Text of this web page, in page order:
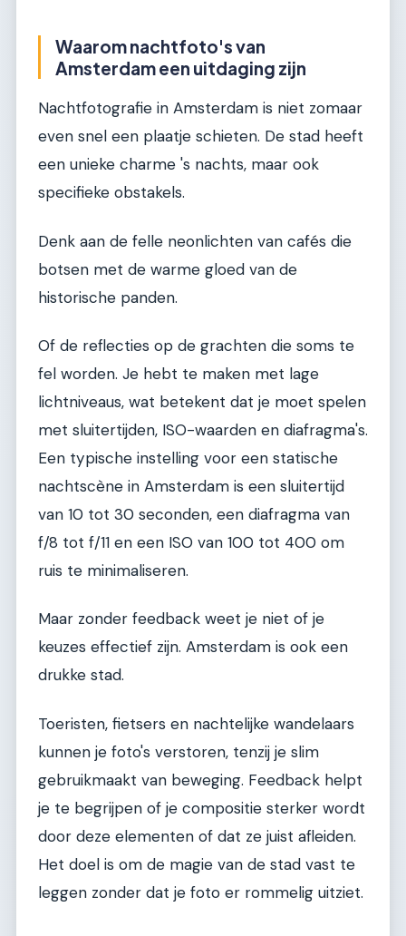
Waarom nachtfoto's van
Amsterdam een uitdaging zijn
Nachtfotografie in Amsterdam is niet zomaar
even snel een plaatje schieten. De stad heeft
een unieke charme 's nachts, maar ook
specifieke obstakels.
Denk aan de felle neonlichten van cafés die
botsen met de warme gloed van de
historische panden.
Of de reflecties op de grachten die soms te
fel worden. Je hebt te maken met lage
lichtniveaus, wat betekent dat je moet spelen
met sluitertijden, ISO-waarden en diafragma's.
Een typische instelling voor een statische
nachtscène in Amsterdam is een sluitertijd
van 10 tot 30 seconden, een diafragma van
f/8 tot f/11 en een ISO van 100 tot 400 om
ruis te minimaliseren.
Maar zonder feedback weet je niet of je
keuzes effectief zijn. Amsterdam is ook een
drukke stad.
Toeristen, fietsers en nachtelijke wandelaars
kunnen je foto's verstoren, tenzij je slim
gebruikmaakt van beweging. Feedback helpt
je te begrijpen of je compositie sterker wordt
door deze elementen of dat ze juist afleiden.
Het doel is om de magie van de stad vast te
leggen zonder dat je foto er rommelig uitziet.